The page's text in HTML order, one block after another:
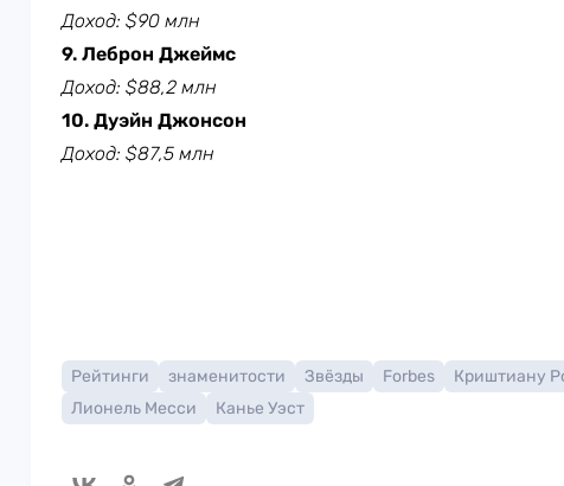
Доход: $90 млн
9. Леброн Джеймс
Доход: $88,2 млн
10. Дуэйн Джонсон
Доход: $87,5 млн
Рейтинги знаменитости Звёзды Forbes Криштиану
Лионель Месси
Канье Уэст